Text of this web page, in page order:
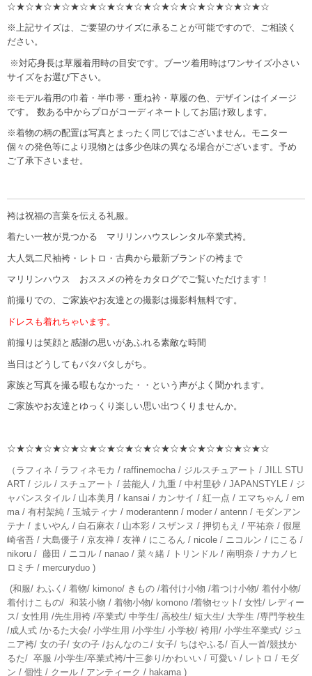
☆★☆★☆★☆★☆★☆★☆★☆★☆★☆★☆★☆★☆★☆★☆
※上記サイズは、ご要望のサイズに承ることが可能ですので、ご相談く
ださい。
※対応身長は草履着用時の目安です。ブーツ着用時はワンサイズ小さい
サイズをお選び下さい。
※モデル着用の巾着・半巾帯・重ね衿・草履の色、デザインはイメージ
です。 数ある中からプロがコーディネートしてお届け致します。
※着物の柄の配置は写真とまったく同じではございません。モニター
個々の発色等により現物とは多少色味の異なる場合がございます。予め
ご了承下さいませ。
袴は祝福の言葉を伝える礼服。
着たい一枚が見つかる マリリンハウスレンタル卒業式袴。
大人気二尺袖袴・レトロ・古典から最新ブランドの袴まで
マリリンハウス おススメの袴をカタログでご覧いただけます！
前撮りでの、ご家族やお友達との撮影は撮影料無料です。
ドレスも着れちゃいます。
前撮りは笑顔と感謝の思いがあふれる素敵な時間
当日はどうしてもバタバタしがち。
家族と写真を撮る暇もなかった・・という声がよく聞かれます。
ご家族やお友達とゆっくり楽しい思い出つくりませんか。
☆★☆★☆★☆★☆★☆★☆★☆★☆★☆★☆★☆★☆★☆★☆
（ラフィネ / ラフィネモカ / raffinemocha / ジルスチュアート / JILL STU
ART / ジル / スチュアート / 芸能人 / 九重 / 中村里砂 / JAPANSTYLE / ジ
ャパンスタイル / 山本美月 / kansai / カンサイ / 紅一点 / エマちゃん / em
ma / 有村架純 / 玉城ティナ / moderantenn / moder / antenn / モダンアン
テナ / まいやん / 白石麻衣 / 山本彩 / スザンヌ / 押切もえ / 平祐奈 / 假屋
崎省吾 / 大島優子 / 京友禅 / 友禅 / にこるん / nicole / ニコルン / にこる /
nikoru / 藤田 / ニコル / nanao / 菜々緒 / トリンドル / 南明奈 / ナカノヒ
ロミチ / mercuryduo )
(和服/ わふく/ 着物/ kimono/ きもの /着付け小物 /着つけ小物/ 着付小物/
着付けこもの/ 和装小物 / 着物小物/ komono /着物セット/ 女性/ レディー
ス/ 女性用 /先生用袴 /卒業式/ 中学生/ 高校生/ 短大生/ 大学生 /専門学校生
/成人式 /かるた大会/ 小学生用 /小学生/ 小学校/ 袴用/ 小学生卒業式/ ジュ
ニア袴/ 女の子/ 女の子 /おんなのこ/ 女子/ ちはやふる/ 百人一首/競技か
るた/ 卒服 /小学生/卒業式袴/十三参り/かわいい / 可愛い / レトロ / モダ
ン / 個性 / クール / アンティーク / hakama )